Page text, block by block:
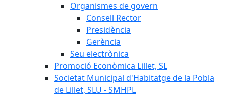
Organismes de govern
Consell Rector
Presidència
Gerència
Seu electrònica
Promoció Econòmica Lillet, SL
Societat Municipal d'Habitatge de la Pobla
de Lillet, SLU - SMHPL